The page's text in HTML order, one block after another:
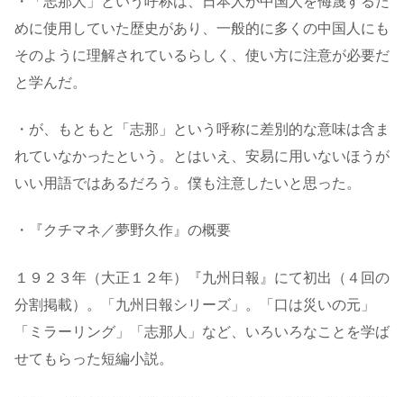
めに使用していた歴史があり、一般的に多くの中国人にも
そのように理解されているらしく、使い方に注意が必要だ
と学んだ。
・が、もともと「志那」という呼称に差別的な意味は含ま
れていなかったという。とはいえ、安易に用いないほうが
いい用語ではあるだろう。僕も注意したいと思った。
・『クチマネ／夢野久作』の概要
１９２３年（大正１２年）『九州日報』にて初出（４回の
分割掲載）。「九州日報シリーズ」。「口は災いの元」
「ミラーリング」「志那人」など、いろいろなことを学ば
せてもらった短編小説。